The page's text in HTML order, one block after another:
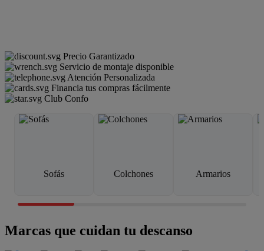
Precio Garantizado
Servicio de montaje disponible
Atención Personalizada
Financia tus compras fácilmente
Club Confo
Sofás Colchones Armarios
Marcas que cuidan tu descanso